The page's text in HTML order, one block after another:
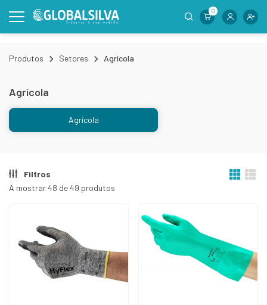
0
Produtos Setores Agrícola
Agrícola
Agrícola
Filtros
A mostrar 48 de 49 produtos